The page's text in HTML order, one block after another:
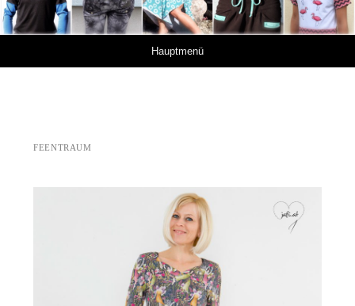
Hauptmenü
FEENTRAUM